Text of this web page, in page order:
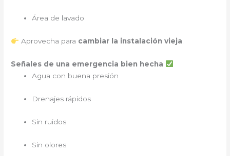
Área de lavado
Aprovecha para cambiar la instalación vieja
Señales de una emergencia bien hecha
Agua con buena presión
Drenajes rápidos
Sin ruidos
Sin olores